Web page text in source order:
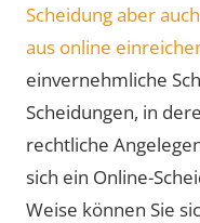
Scheidung aber
aus online
einvernehmliche
Scheidungen, in
rechtliche
sich ein Online-
Weise können Sie